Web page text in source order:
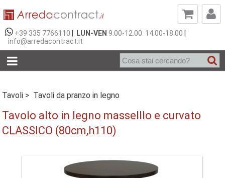
+39 335 7766110 LUN-VEN 9.00-12.00 14.00-18.00
info@arredacontract.it
Tavoli > Tavoli da pranzo in legno
Tavolo alto in legno masselllo e curvato
CLASSICO (80cm,h110)